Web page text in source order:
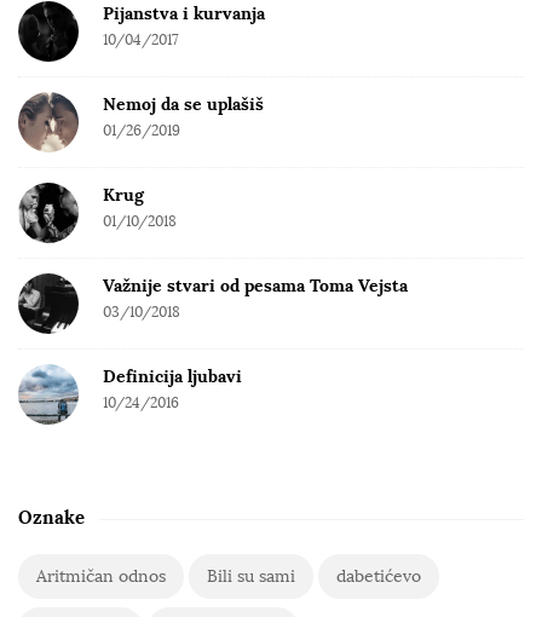
Pijanstva i kurvanja
10/04/2017
Nemoj da se uplašiš
01/26/2019
Krug
01/10/2018
Važnije stvari od pesama Toma Vejsta
03/10/2018
Definicija ljubavi
10/24/2016
Oznake
Aritmičan odnos Bili su sami dabetićevo